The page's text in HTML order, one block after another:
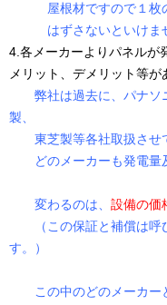
屋根材ですので１枚の
はずさないといけませ
4.各メーカーよりパネルが
メリット、デメリット等が
弊社は過去に、パナソ
製、
東芝製等各社取扱させ
どのメーカーも発電量及
変わるのは、 設備の価
（この保証と補償は呼
す。）
この中のどのメーカーと